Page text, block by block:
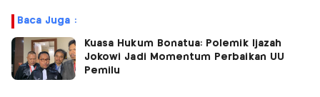
Baca Juga :
Kuasa Hukum Bonatua: Polemik Ijazah
Jokowi Jadi Momentum Perbaikan UU
Pemilu